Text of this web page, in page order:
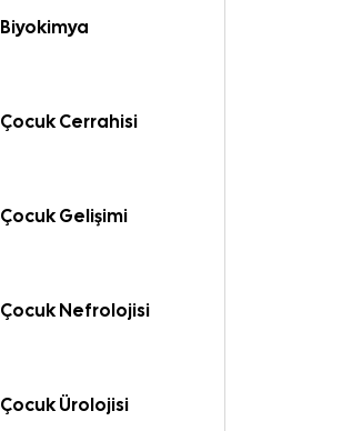
Biyokimya
Çocuk Cerrahisi
Çocuk Gelişimi
Çocuk Nefrolojisi
Çocuk Ürolojisi